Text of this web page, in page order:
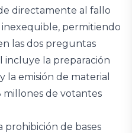
directamente al fallo
permitiendo
las dos preguntas
incluye la preparación
la emisión de material
millones de votantes
de bases